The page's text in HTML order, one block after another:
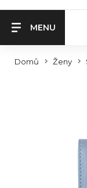
MENU
Domů Ženy